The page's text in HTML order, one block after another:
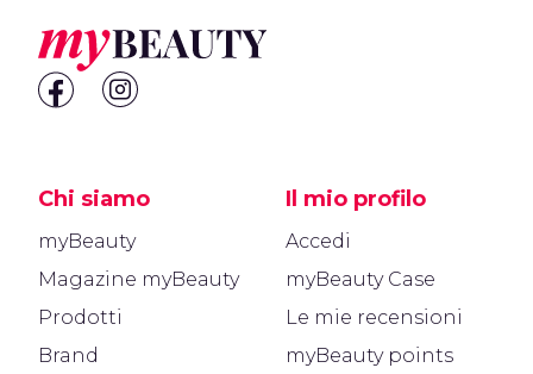
Chi siamo
myBeauty
Magazine myBeauty
Prodotti
Brand
Il mio profilo
Accedi
myBeauty Case
Le mie recensioni
myBeauty points